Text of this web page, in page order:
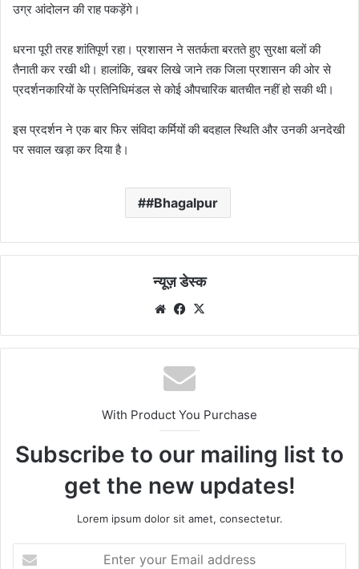
उग्र आंदोलन की राह पकड़ेंगे।
धरना पूरी तरह शांतिपूर्ण रहा। प्रशासन ने सतर्कता बरतते हुए सुरक्षा बलों की
तैनाती कर रखी थी। हालांकि, खबर लिखे जाने तक जिला प्रशासन की ओर से
प्रदर्शनकारियों के प्रतिनिधिमंडल से कोई औपचारिक बातचीत नहीं हो सकी थी।
इस प्रदर्शन ने एक बार फिर संविदा कर्मियों की बदहाल स्थिति और उनकी अनदेखी
पर सवाल खड़ा कर दिया है।
#Bhagalpur
न्यूज़ डेस्क
WebsiteFacebook
With Product You Purchase
Subscribe to our mailing list to
get the new updates!
Lorem ipsum dolor sit amet, consectetur.